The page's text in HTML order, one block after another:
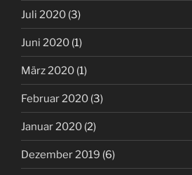
Juli 2020 (3)
Juni 2020 (1)
März 2020 (1)
Februar 2020 (3)
Januar 2020 (2)
Dezember 2019 (6)